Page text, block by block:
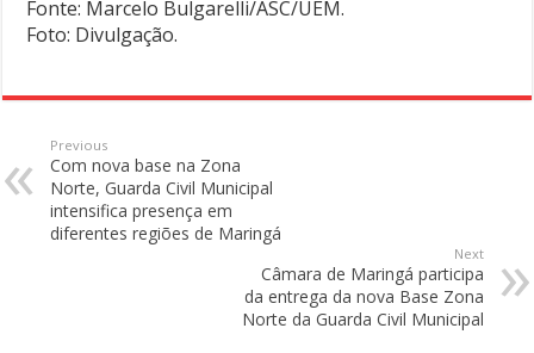
Fonte: Marcelo Bulgarelli/ASC/UEM.
Foto: Divulgação.
Previous
Com nova base na Zona
Norte, Guarda Civil Municipal
intensifica presença em
diferentes regiões de Maringá
Next
Câmara de Maringá participa
da entrega da nova Base Zona
Norte da Guarda Civil Municipal